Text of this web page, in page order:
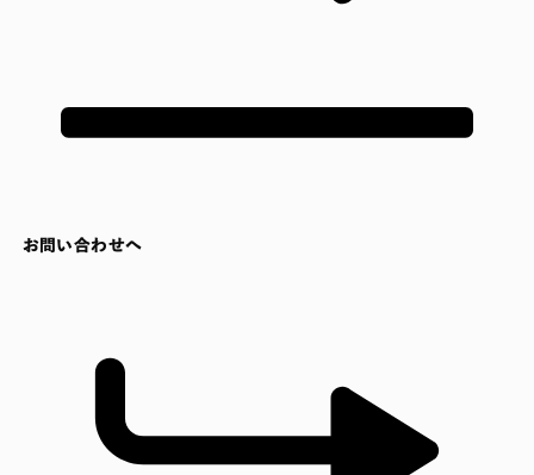
お問い合わせへ